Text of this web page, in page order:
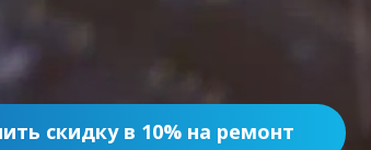
скидку в 10% на ремонт